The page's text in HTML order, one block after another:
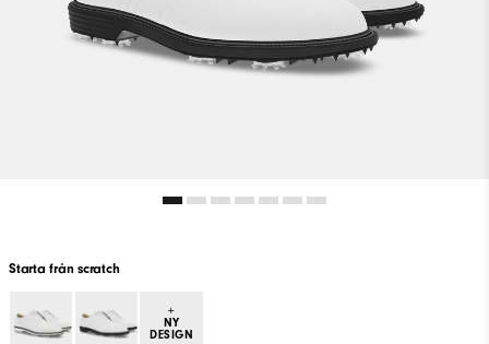
Starta från scratch
+
NY
DESIGN